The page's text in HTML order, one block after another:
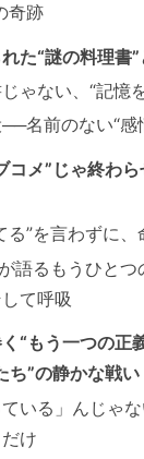
奇跡
た“謎の料理書
ゃない、“記憶
名前のない“感
コメ”じゃ終わ
る”を言わずに
語るもうひと
て呼吸
“もう一つの正
ち”の静かな戦い
ている」んじゃ
け